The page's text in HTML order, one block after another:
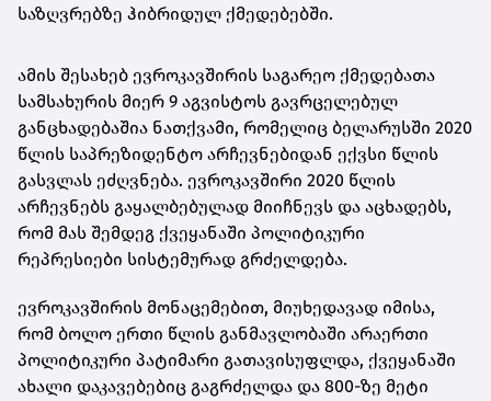
საზღვრებზე ჰიბრიდულ ქმედებებში.
ამის შესახებ ევროკავშირის საგარეო ქმედებათა
სამსახურის მიერ 9 აგვისტოს გავრცელებულ
განცხადებაშია ნათქვამი, რომელიც ბელარუსში 2020
წლის საპრეზიდენტო არჩევნებიდან ექვსი წლის
გასვლას ეძღვნება. ევროკავშირი 2020 წლის
არჩევნებს გაყალბებულად მიიჩნევს და აცხადებს,
რომ მას შემდეგ ქვეყანაში პოლიტიკური
რეპრესიები სისტემურად გრძელდება.
ევროკავშირის მონაცემებით, მიუხედავად იმისა,
რომ ბოლო ერთი წლის განმავლობაში არაერთი
პოლიტიკური პატიმარი გათავისუფლდა, ქვეყანაში
ახალი დაკავებებიც გაგრძელდა და 800-ზე მეტი